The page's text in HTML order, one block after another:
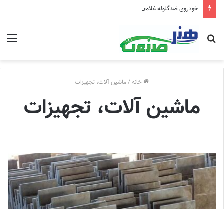
خودروی ضدگلوله غلامحسین کرباسچی را ببینید+ عکس
خانه/ماشین آلات، تجهیزات
ماشین آلات، تجهیزات